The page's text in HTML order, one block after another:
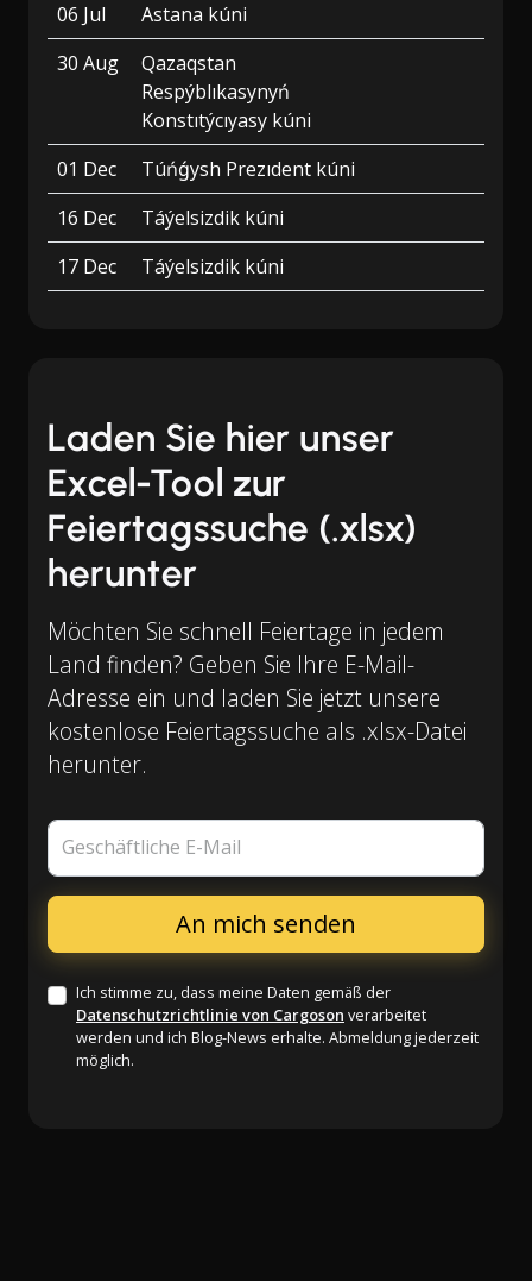
06 Jul
Astana kúni
30 Aug
Qazaqstan
Respýblıkasynyń
Konstıtýcıyasy kúni
01 Dec
Túńǵysh Prezıdent kúni
16 Dec
Táýelsizdik kúni
17 Dec
Táýelsizdik kúni
Laden Sie hier unser
Excel-Tool zur
Feiertagssuche (.xlsx)
herunter
Möchten Sie schnell Feiertage in jedem
Land finden? Geben Sie Ihre E-Mail-
Adresse ein und laden Sie jetzt unsere
kostenlose Feiertagssuche als .xlsx-Datei
herunter.
Geschäftliche E-Mail
Ich stimme zu, dass meine Daten gemäß der
Datenschutzrichtlinie von Cargoson verarbeitet
werden und ich Blog-News erhalte. Abmeldung jederzeit
möglich.